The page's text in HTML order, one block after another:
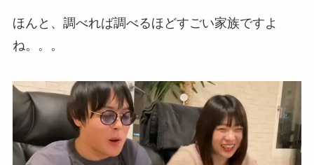
ほんと、調べれば調べるほどすごい家族ですよ
ね。。。